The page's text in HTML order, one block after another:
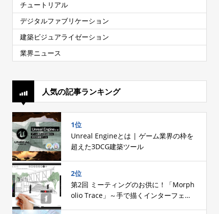
チュートリアル
デジタルファブリケーション
建築ビジュアライゼーション
業界ニュース
人気の記事ランキング
1位
Unreal Engineとは | ゲーム業界の枠を
超えた3DCG建築ツール
2位
第2回 ミーティングのお供に！「Morph
olio Trace」～手で描くインターフェー